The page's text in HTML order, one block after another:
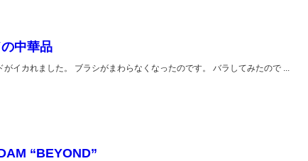
中華品
イカれました。 ブラシがまわらなくなったのです。 バラしてみたので ...
“BEYOND”